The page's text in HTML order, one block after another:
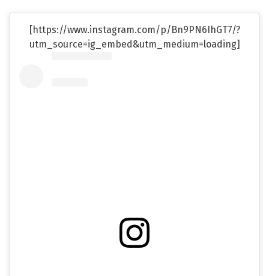
[https://www.instagram.com/p/Bn9PN6IhGT7/?
utm_source=ig_embed&utm_medium=loading]